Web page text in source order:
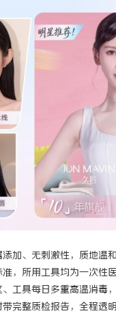
添加、无刺激性，质地温
准，所用工具均为一次性
工具每日多重高温消毒
完整质检报告，全程透